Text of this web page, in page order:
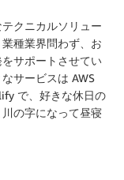
クニカルソリュー
種業界問わず、お
サポートさせてい
サービスは AWS
で、好きな休日の
の字になって昼寝